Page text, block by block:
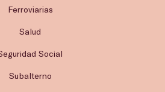
Ferroviarias
Salud
Social
Subalterno